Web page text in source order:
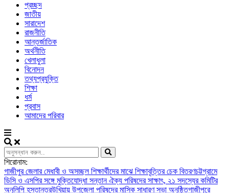
প্রচ্ছদ
জাতীয়
সারাদেশ
রাজনীতি
আন্তর্জাতিক
অর্থনীতি
খেলাধুলা
বিনোদন
তথ্যপ্রযুক্তি
শিক্ষা
ধর্ম
প্রবাস
আমাদের পরিবার
শিরোনাম:
গাজীপুর জেলার মেধাবী ও অসচ্ছল শিক্ষার্থীদের মাঝে শিক্ষাবৃত্তির চেক বিতরণচট্টগ্রামে
ডিসি ও এসপির সঙ্গে মুক্তিযোদ্ধা সন্তান ঐক্য পরিষদের সাক্ষাৎ, ২১ সদস্যের কমিটির
অনুলিপি হস্তান্তরউখিয়ায় উপজেলা পরিষদের মাসিক সাধারণ সভা অনুষ্ঠিতগাজীপুরে